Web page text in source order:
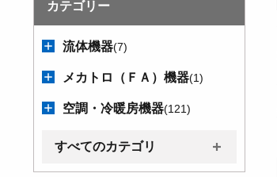
カテゴリー
流体機器(7)
メカトロ（ＦＡ）機器(1)
空調・冷暖房機器(121)
すべてのカテゴリ